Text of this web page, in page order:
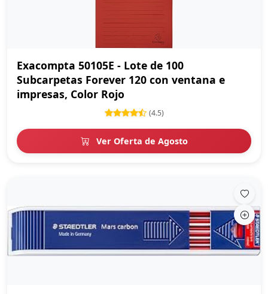
Exacompta 50105E - Lote de 100
Subcarpetas Forever 120 con ventana e
impresas, Color Rojo
(4.5)
Ver Oferta de Agosto